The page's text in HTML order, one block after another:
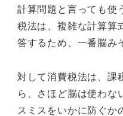
計算問題と言っても使
税法は、複雑な計算算
答するため、一番脳み
対して消費税法は、課
ら、さほど脳は使わな
スミスをいかに防ぐか